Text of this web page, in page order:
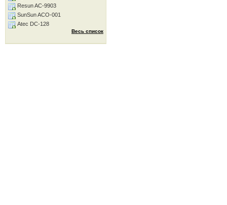
Resun AC-9903
SunSun ACO-001
Atec DC-128
Весь список